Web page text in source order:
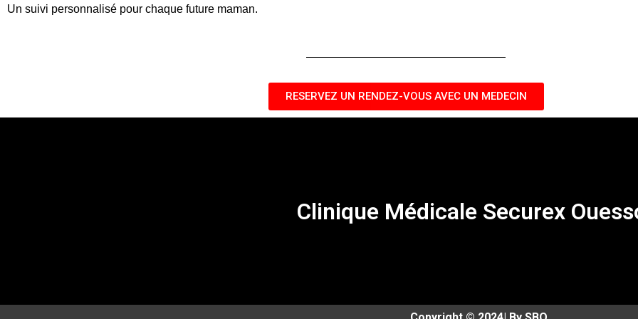
Un suivi personnalisé pour chaque future maman.
RESERVEZ UN RENDEZ-VOUS AVEC UN MEDECIN
Clinique Médicale Securex